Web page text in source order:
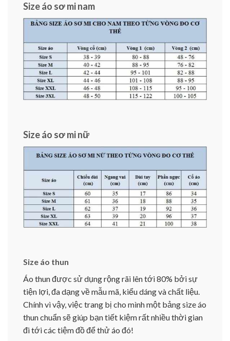
Size áo sơ mi nam
Size áo sơ mi nữ
Size áo thun
Áo thun được sử dụng rộng rãi lên tới 80% bởi sự
tiện lợi, đa dạng về mẫu mã, kiểu dáng và chất liệu.
Chính vì vậy, việc trang bị cho mình một bảng size áo
thun chuẩn sẽ giúp bạn tiết kiệm rất nhiều thời gian
đi tới các tiệm đồ để thử áo đó!